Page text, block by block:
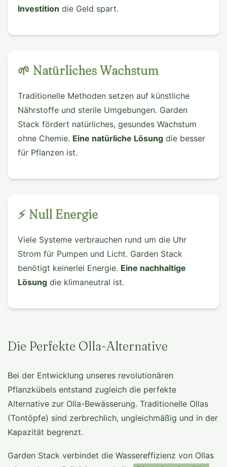
Investition die Geld spart.
🌱 Natürliches Wachstum
Traditionelle Methoden setzen auf künstliche
Nährstoffe und sterile Umgebungen. Garden
Stack fördert natürliches, gesundes Wachstum
ohne Chemie. Eine natürliche Lösung die besser
für Pflanzen ist.
⚡ Null Energie
Viele Systeme verbrauchen rund um die Uhr
Strom für Pumpen und Licht. Garden Stack
benötigt keinerlei Energie. Eine nachhaltige
Lösung die klimaneutral ist.
Die Perfekte Olla-Alternative
Bei der Entwicklung unseres revolutionären
Pflanzkübels entstand zugleich die perfekte
Alternative zur Olla-Bewässerung. Traditionelle Ollas
(Tontöpfe) sind zerbrechlich, ungleichmäßig und in der
Kapazität begrenzt.
Garden Stack verbindet die Wassereffizienz von Ollas